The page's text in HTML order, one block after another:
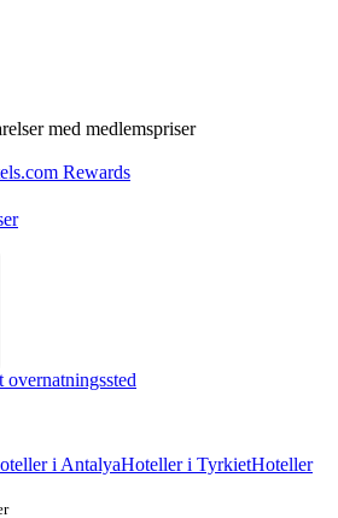
med medlemspriser
Rewards
i AntalyaHoteller i TyrkietHoteller